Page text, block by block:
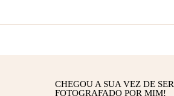
CHEGOU A SUA VEZ DE SER
FOTOGRAFADO POR MIM!